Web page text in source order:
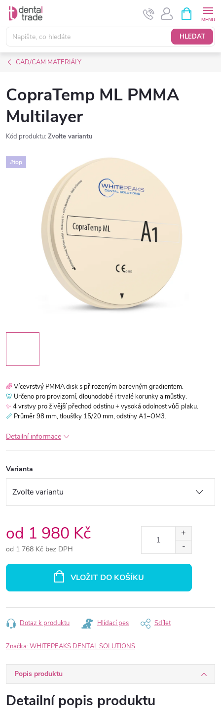
Přejít
obsah
HLEDAT
NÁKUPNÍ
KOŠÍK
CAD/CAM MATERIÁLY
CopraTemp ML PMMA
Multilayer
Kód produktu: Zvolte variantu
#top
🌈Vícevrstvý PMMA disk s přirozeným barevným gradientem.
🦷 Určeno pro provizorní, dlouhodobé i trvalé korunky a můstky.
✨ 4 vrstvy pro živější přechod odstínu + vysoká odolnost vůči plaku.
📏 Průměr 98 mm, tloušťky 15/20 mm, odstíny A1–OM3.
Detailní informace
Varianta
od 1 980 Kč
od 1 768 Kč bez DPH
VLOŽIT DO KOŠÍKU
Dotaz k produktu Hlídací pes Sdílet
Značka: WHITEPEAKS DENTAL SOLUTIONS
Popis produktu
Detailní popis produktu